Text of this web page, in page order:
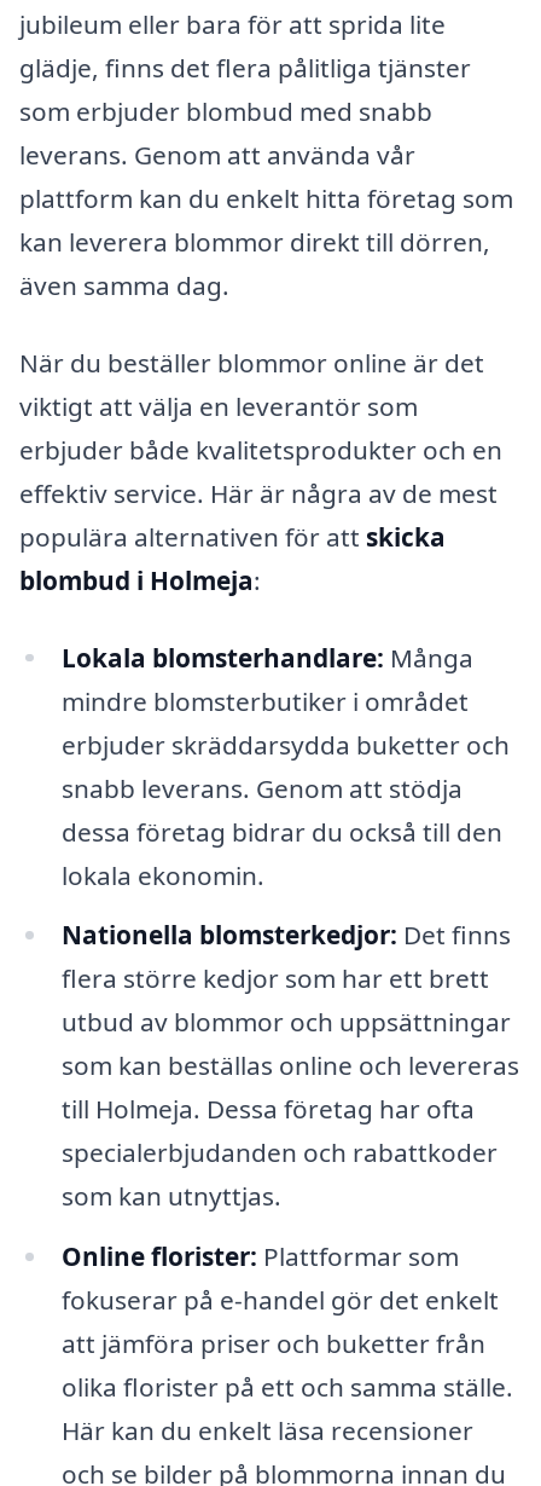
jubileum eller bara för att sprida lite
glädje, finns det flera pålitliga tjänster
som erbjuder blombud med snabb
leverans. Genom att använda vår
plattform kan du enkelt hitta företag som
kan leverera blommor direkt till dörren,
även samma dag.
När du beställer blommor online är det
viktigt att välja en leverantör som
erbjuder både kvalitetsprodukter och en
effektiv service. Här är några av de mest
populära alternativen för att skicka
blombud i Holmeja:
Lokala blomsterhandlare: Många
mindre blomsterbutiker i området
erbjuder skräddarsydda buketter och
snabb leverans. Genom att stödja
dessa företag bidrar du också till den
lokala ekonomin.
Nationella blomsterkedjor: Det finns
flera större kedjor som har ett brett
utbud av blommor och uppsättningar
som kan beställas online och levereras
till Holmeja. Dessa företag har ofta
specialerbjudanden och rabattkoder
som kan utnyttjas.
Online florister: Plattformar som
fokuserar på e-handel gör det enkelt
att jämföra priser och buketter från
olika florister på ett och samma ställe.
Här kan du enkelt läsa recensioner
och se bilder på blommorna innan du